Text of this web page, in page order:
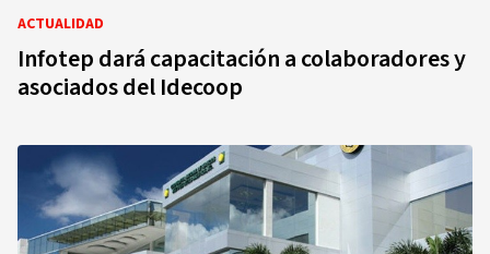
ACTUALIDAD
Infotep dará capacitación a colaboradores y
asociados del Idecoop